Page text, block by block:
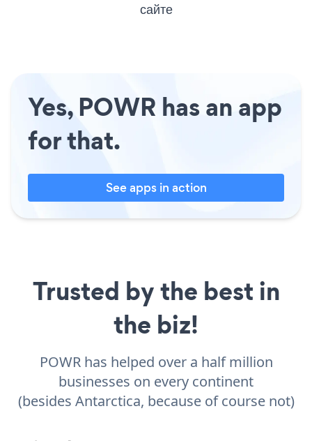
сайте
Yes, POWR has an app
for that.
See apps in action
Trusted by the best in
the biz!
POWR has helped over a half million
businesses on every continent
(besides Antarctica, because of course not)